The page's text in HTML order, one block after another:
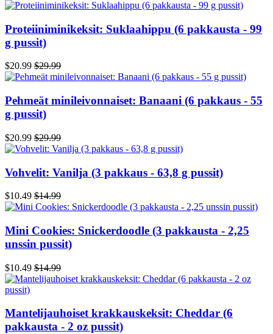
Proteiiniminikeksit: Suklaahippu (6 pakkausta - 99
g pussit)
$20.99 $29.99
Pehmeät minileivonnaiset: Banaani (6 pakkaus - 55
g pussit)
$20.99 $29.99
Vohvelit: Vanilja (3 pakkaus - 63,8 g pussit)
$10.49 $14.99
Mini Cookies: Snickerdoodle (3 pakkausta - 2,25
unssin pussit)
$10.49 $14.99
Mantelijauhoiset krakkauskeksit: Cheddar (6
pakkausta - 2 oz pussit)